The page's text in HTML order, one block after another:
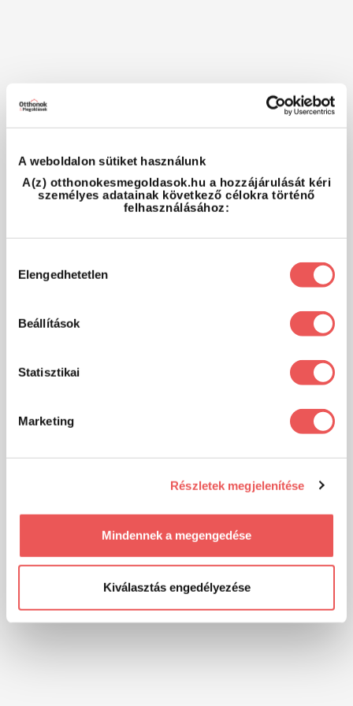
A weboldalon sütiket használunk
A(z) otthonokesmegoldasok.hu a hozzájárulását kéri
személyes adatainak következő célokra történő
felhasználásához:
kiválasztása
Elengedhetetlen
Beállítások
Statisztikai
Marketing
Részletek megjelenítése
Mindennek a megengedése
Kiválasztás engedélyezése